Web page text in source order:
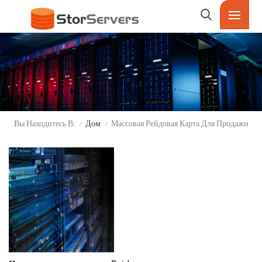
Вы Находитесь В: / Дом / Массовая Рейдовая Карта Для Продажи